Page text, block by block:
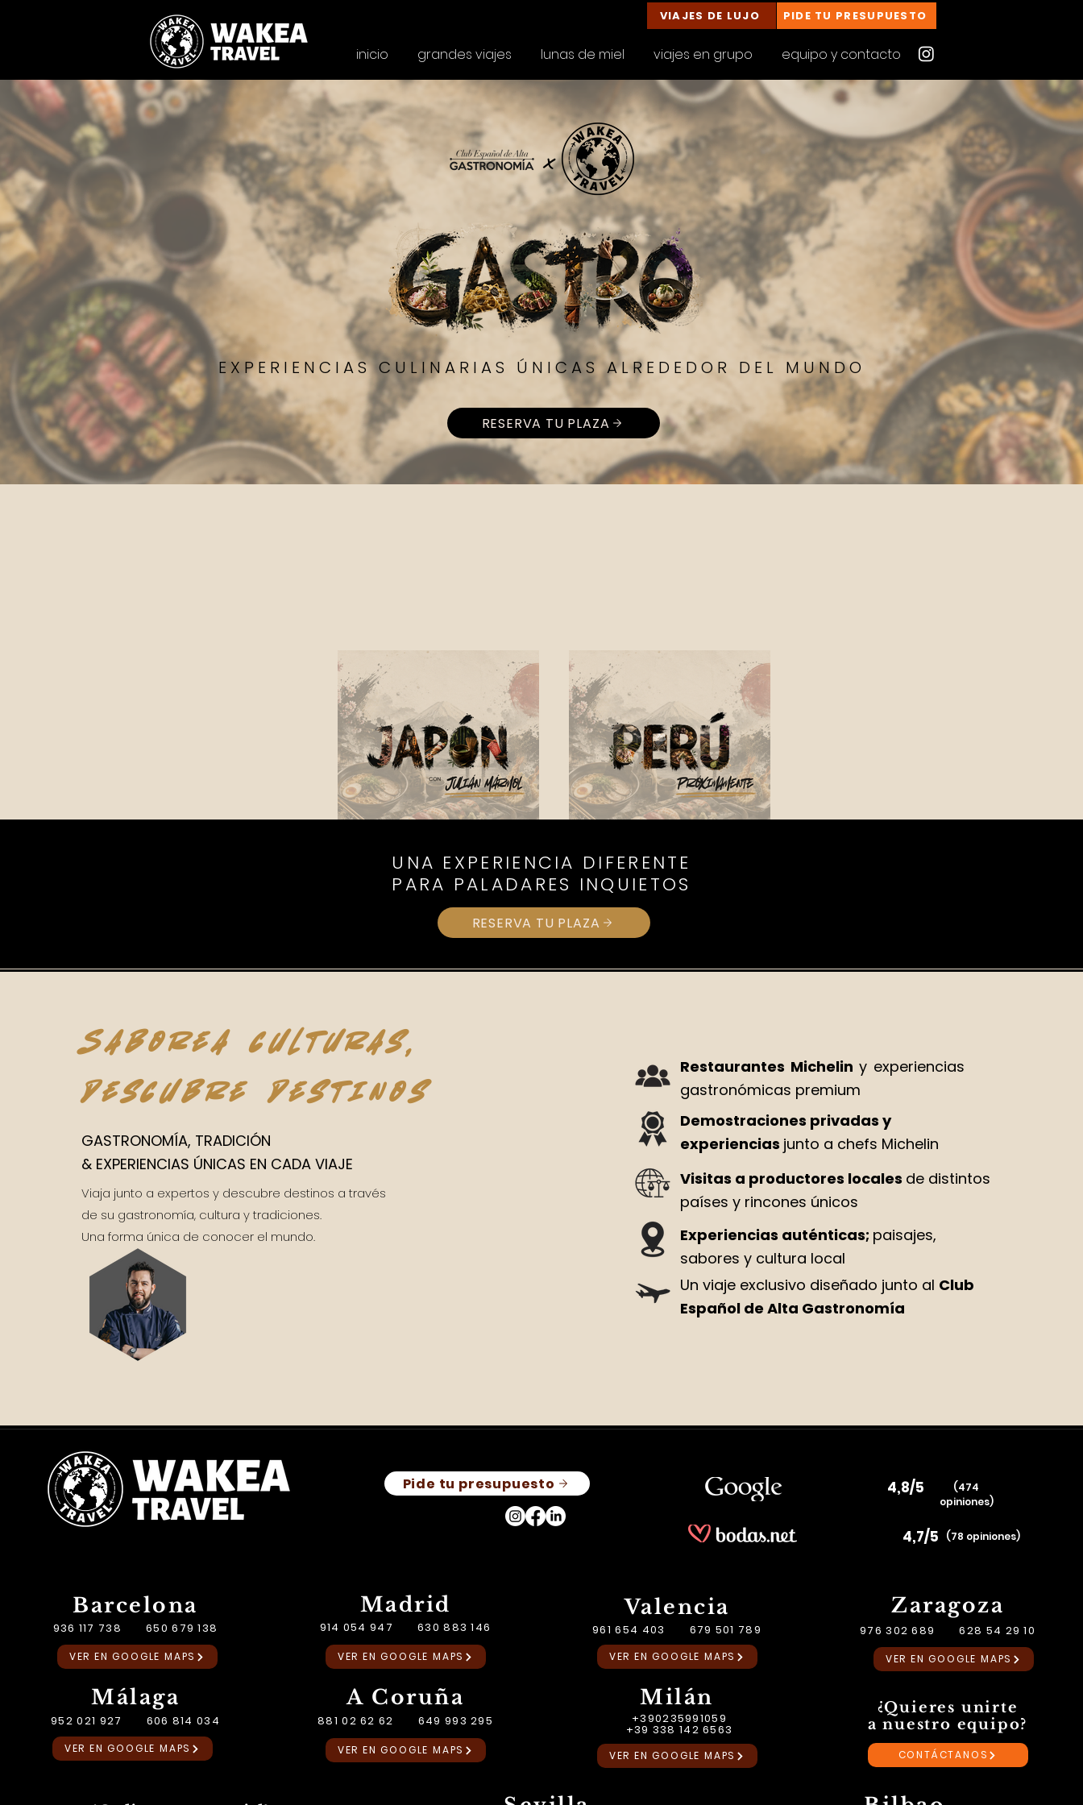
VIAJES DE LUJO PIDE TU PRESUPUESTO
inicio grandes viajes lunas de miel viajes en grupo equipo y contacto
x
EXPERIENCIAS CULINARIAS ÚNICAS ALREDEDOR DEL MUNDO
RESERVA TU PLAZA
3
UNA EXPERIENCIA DIFERENTE
PARA PALADARES INQUIETOS
RESERVA TU PLAZA
Saborea culturas,
descubre destinos
GASTRONOMÍA, TRADICIÓN
& EXPERIENCIAS ÚNICAS EN CADA VIAJE
Viaja junto a expertos y descubre destinos a través
de su gastronomía, cultura y tradiciones.
Una forma única de conocer el mundo.
Restaurantes Michelin y experiencias
gastronómicas premium
Demostraciones privadas y
experiencias junto a chefs Michelin
Visitas a productores locales de distintos
países y rincones únicos
Experiencias auténticas; paisajes,
sabores y cultura local
Un viaje exclusivo diseñado junto al Club
Español de Alta Gastronomía
Pide tu presupuesto 4,8/5
(474
opiniones)
4,7/5 (78 opiniones)
Barcelona
936 117 738 650 679 138
VER EN GOOGLE MAPS
Madrid
914 054 947 630 883 146
VER EN GOOGLE MAPS
Valencia
961 654 403 679 501 789
VER EN GOOGLE MAPS
Zaragoza
976 302 689 628 54 29 10
VER EN GOOGLE MAPS
Málaga
952 021 927 606 814 034
VER EN GOOGLE MAPS
A Coruña
881 02 62 62 649 993 295
VER EN GOOGLE MAPS
Milán
VER EN GOOGLE MAPS
+390235991059
+39 338 142 6563
¿Quieres unirte
a nuestro equipo?
CONTÁCTANOS